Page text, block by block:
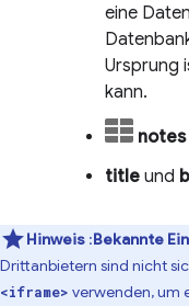
eine
Ursprung
kann.
notes
title und
Hinweis :Bekannte
Drittanbietern sind nicht
<iframe> verwenden, um